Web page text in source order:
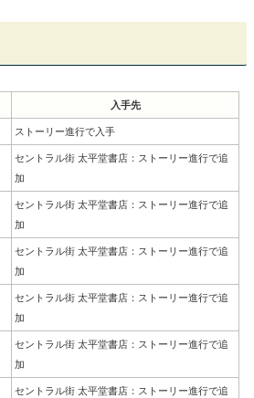
入手先
ストーリー進行で入手
セントラル街 太平堂書店：ストーリー進行で追
加
セントラル街 太平堂書店：ストーリー進行で追
加
セントラル街 太平堂書店：ストーリー進行で追
加
セントラル街 太平堂書店：ストーリー進行で追
加
セントラル街 太平堂書店：ストーリー進行で追
加
セントラル街 太平堂書店：ストーリー進行で追